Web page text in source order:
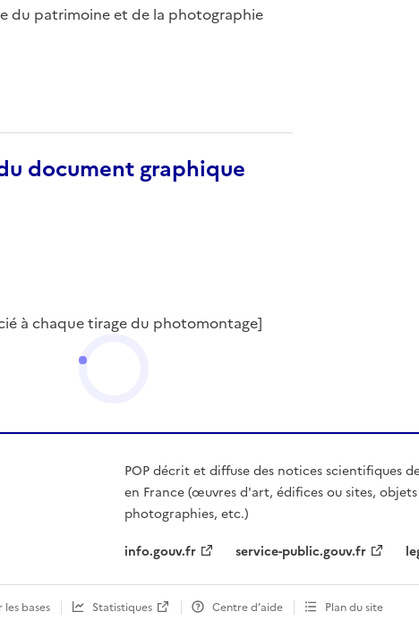
du patrimoine et de la photographie
document graphique
à chaque tirage du photomontage]
POP décrit et diffuse des notices scientifiques
en France (œuvres d'art, édifices ou sites,
photographies, etc.)
info.gouv.fr
service-public.gouv.fr
bases Statistiques Centre d’aide Plan du site